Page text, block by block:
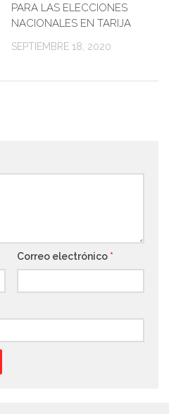
PARA LAS ELECCIONES
NACIONALES EN TARIJA
SEPTIEMBRE 18, 2020
Correo electrónico *